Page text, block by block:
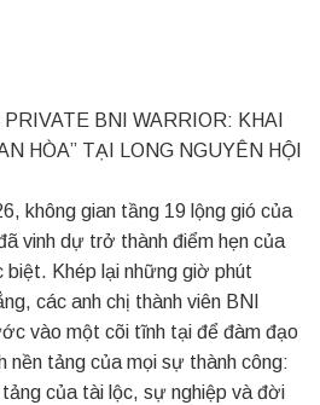
BNI WARRIOR: KHAI
HÒA” TẠI LONG NGUYÊN HỘI
không gian tầng 19 lộng gió của
vinh dự trở thành điểm hẹn của
biệt. Khép lại những giờ phút
các anh chị thành viên BNI
vào một cõi tĩnh tại để đàm đạo
nền tảng của mọi sự thành công:
của tài lộc, sự nghiệp và đời